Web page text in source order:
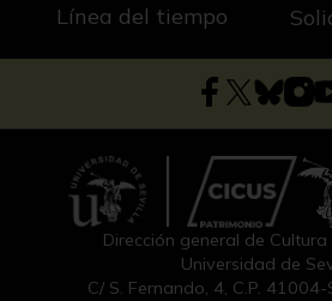
Línea del tiempo
Dirección general de
Universidad de
C/ S. Fernando, 4, C.P.